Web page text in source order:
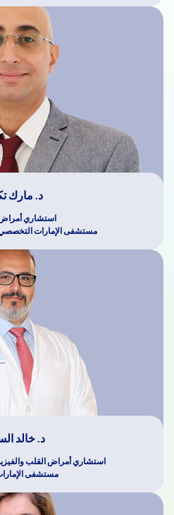
د. مارك
استشاري
مستشفى الإمارات التخصصي
د. خالد
استشاري أمراض القلب
مستشفى